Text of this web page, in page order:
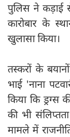
पुलिस ने कड़ाई
कारोबार के
खुलासा किया।
तस्करों के
भाई 'नाना
किया कि ड्रग्स
की भी
मामले में